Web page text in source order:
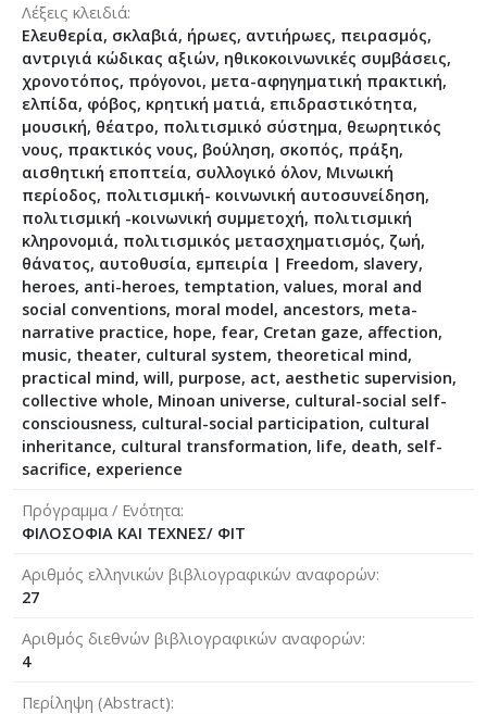
Λέξεις κλειδιά
Ελευθερία, σκλαβιά, ήρωες, αντιήρωες, πειρασμός,
αντριγιά κώδικας αξιών, ηθικοκοινωνικές συμβάσεις,
χρονοτόπος, πρόγονοι, μετα-αφηγηματική πρακτική,
ελπίδα, φόβος, κρητική ματιά, επιδραστικότητα,
μουσική, θέατρο, πολιτισμικό σύστημα, θεωρητικός
νους, πρακτικός νους, βούληση, σκοπός, πράξη,
αισθητική εποπτεία, συλλογικό όλον, Μινωική
περίοδος, πολιτισμική- κοινωνική αυτοσυνείδηση,
πολιτισμική -κοινωνική συμμετοχή, πολιτισμική
κληρονομιά, πολιτισμικός μετασχηματισμός, ζωή,
θάνατος, αυτοθυσία, εμπειρία | Freedom, slavery,
heroes, anti-heroes, temptation, values, moral and
social conventions, moral model, ancestors, meta-
narrative practice, hope, fear, Cretan gaze, affection,
music, theater, cultural system, theoretical mind,
practical mind, will, purpose, act, aesthetic supervision,
collective whole, Minoan universe, cultural-social self-
consciousness, cultural-social participation, cultural
inheritance, cultural transformation, life, death, self-
sacrifice, experience
Πρόγραμμα / Ενότητα
ΦΙΛΟΣΟΦΙΑ ΚΑΙ ΤΕΧΝΕΣ/ ΦΙΤ
Αριθμός ελληνικών βιβλιογραφικών αναφορών
27
Αριθμός διεθνών βιβλιογραφικών αναφορών
4
Περίληψη (Abstract)